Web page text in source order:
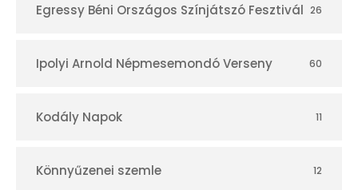
Egressy Béni Országos Színjátszó Fesztivál 26
Ipolyi Arnold Népmesemondó Verseny 60
Kodály Napok 11
Könnyűzenei szemle 12